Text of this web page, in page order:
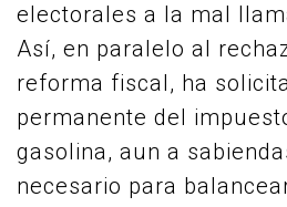
electorales a la mal
Así, en paralelo al
reforma fiscal, ha
permanente del
gasolina, aun a
necesario para